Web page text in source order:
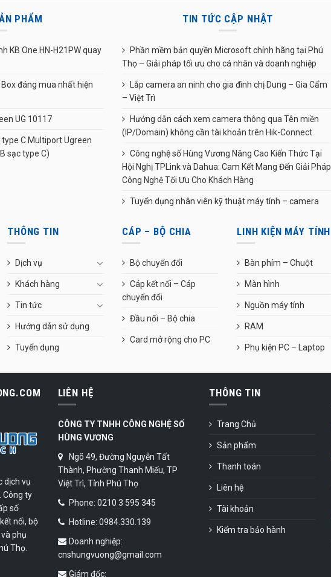
PHẨM
KB One HN-H21PW quay
đáng mua nhất hiện
UG 10117
type C Multiport Ugreen
sạc type C)
TIN TỨC CẬP NHẬT
Phần mềm bản quyền Microsoft chính hãng tại Phú
Thọ – Giải pháp tối ưu cho cá nhân và doanh nghiệp
Lắp camera an ninh cho gia đình chị Dung – Gia Cẩm
– Việt Trì
Hướng dẫn cách xem camera thông qua Tên miền
(IP/Domain) không cần tài khoản trên Hik-Connect
Công nghệ số Hùng Vương Nâng Cao Kiến Thức Tại
Hội Nghị TPLink và Dahua: Cam Kết Mang Đến Giải Pháp
Công Nghệ Tối Ưu Cho Khách Hàng
Tuyển dụng nhân viên kỹ thuật máy tính – camera
THÔNG TIN
Dịch vụ
Khách hàng
Tin tức
Hướng dẫn sử dụng
Tuyển dụng
CÁP – BỘ CHIA
Bộ chuyển đổi
Cáp kết nối – Cáp
chuyển đổi
Đầu nối – Bộ chia
Card mở rộng cho PC
LINH KIỆN MÁY TÍNH
Bàn phím – Chuột
Màn hình
Nguồn máy tính
RAM
Phụ kiện PC – Laptop
dịch vụ
Công ty
số
nối, bộ
phụ
Thọ.
LIÊN HỆ
CÔNG TY TNHH CÔNG NGHỆ SỐ
HÙNG VƯƠNG
Ngõ 49, Đường Nguyễn Tất
Thành, Phường Thanh Miếu, TP
Việt Trì, Tỉnh Phú Thọ
Phone: 0210 3 595 345
Hotline: 0984.330.139
Doanh nghiệp:
cnshungvuong@gmail.com
Giám đốc:
THÔNG TIN
Trang Chủ
Sản phẩm
Thanh toán
Liên hệ
Tài khoản
Kiểm tra bảo hành